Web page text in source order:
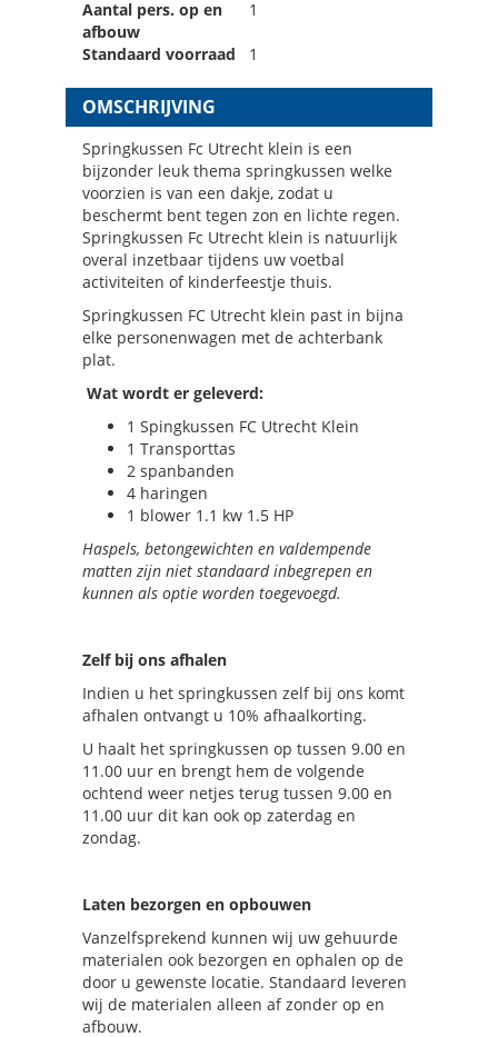
Aantal pers. op en
afbouw
1
Standaard voorraad 1
OMSCHRIJVING
Springkussen Fc Utrecht klein is een
bijzonder leuk thema springkussen welke
voorzien is van een dakje, zodat u
beschermt bent tegen zon en lichte regen.
Springkussen Fc Utrecht klein is natuurlijk
overal inzetbaar tijdens uw voetbal
activiteiten of kinderfeestje thuis.
Springkussen FC Utrecht klein past in bijna
elke personenwagen met de achterbank
plat.
Wat wordt er geleverd:
1 Spingkussen FC Utrecht Klein
1 Transporttas
2 spanbanden
4 haringen
1 blower 1.1 kw 1.5 HP
Haspels, betongewichten en valdempende
matten zijn niet standaard inbegrepen en
kunnen als optie worden toegevoegd.
Zelf bij ons afhalen
Indien u het springkussen zelf bij ons komt
afhalen ontvangt u 10% afhaalkorting.
U haalt het springkussen op tussen 9.00 en
11.00 uur en brengt hem de volgende
ochtend weer netjes terug tussen 9.00 en
11.00 uur dit kan ook op zaterdag en
zondag.
Laten bezorgen en opbouwen
Vanzelfsprekend kunnen wij uw gehuurde
materialen ook bezorgen en ophalen op de
door u gewenste locatie. Standaard leveren
wij de materialen alleen af zonder op en
afbouw.